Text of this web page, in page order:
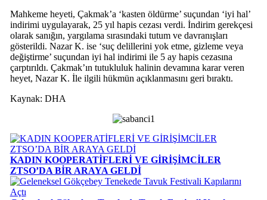
Mahkeme heyeti, Çakmak’a ‘kasten öldürme’ suçundan ‘iyi hal’
indirimi uygulayarak, 25 yıl hapis cezası verdi. İndirim gerekçesi
olarak sanığın, yargılama sırasındaki tutum ve davranışları
gösterildi. Nazar K. ise ‘suç delillerini yok etme, gizleme veya
değiştirme’ suçundan iyi hal indirimi ile 5 ay hapis cezasına
çarptırıldı. Çakmak’ın tutukluluk halinin devamına karar veren
heyet, Nazar K. İle ilgili hükmün açıklanmasını geri bıraktı.
Kaynak: DHA
KADIN KOOPERATİFLERİ VE GİRİŞİMCİLER
ZTSO’DA BİR ARAYA GELDİ